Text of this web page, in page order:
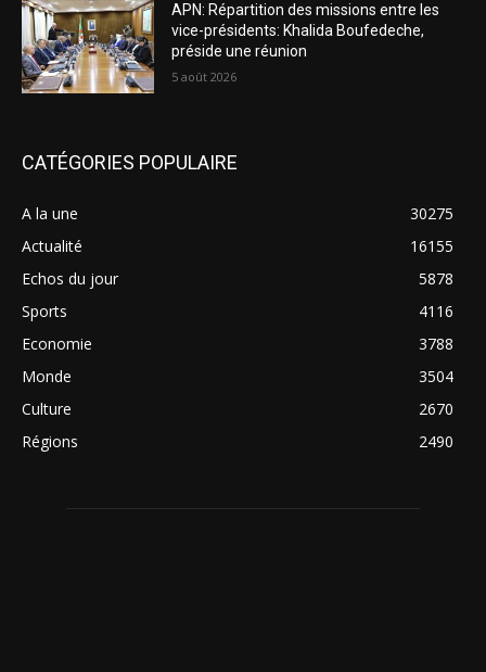
APN: Répartition des missions entre les
vice-présidents: Khalida Boufedeche,
préside une réunion
5 août 2026
CATÉGORIES POPULAIRE
A la une
30275
Actualité
16155
Echos du jour
5878
Sports
4116
Economie
3788
Monde
3504
Culture
2670
Régions
2490